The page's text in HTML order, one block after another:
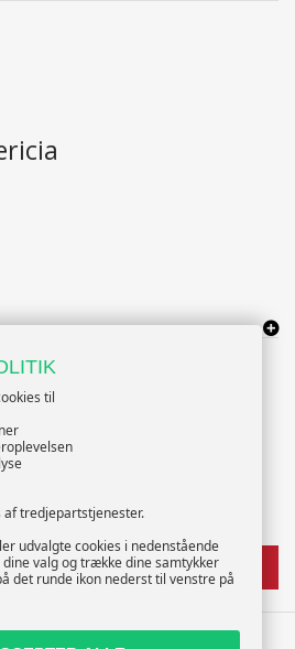
TILMELD
til
tredjepartstjenester.
udvalgte cookies i nedenstående
valg og trække dine samtykker
det runde ikon nederst til venstre på